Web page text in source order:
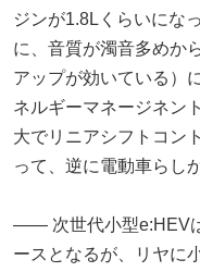
ジンが1.8Lくらいにな
に、音質が濁音多めか
アップが効いている）
ネルギーマネージネン
大でリニアシフトコン
って、逆に電動車らし
―― 次世代小型e:HEV
ースとなるが、リヤに